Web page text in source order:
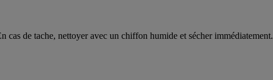
cas de tache, nettoyer avec un chiffon humide et sécher immédiatement.